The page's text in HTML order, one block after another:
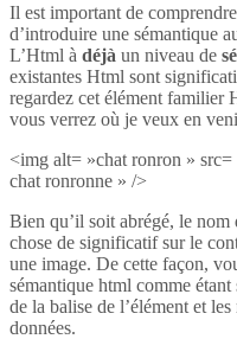
Il est important de
d’introduire une sémantique
L’Html à déjà un niveau de
existantes Html sont
regardez cet élément familier
vous verrez où je veux en
<img alt= »chat ronron »
chat ronronne » />
Bien qu’il soit abrégé, le nom
chose de significatif sur le
une image. De cette façon,
sémantique html comme
de la balise de l’élément et
données.